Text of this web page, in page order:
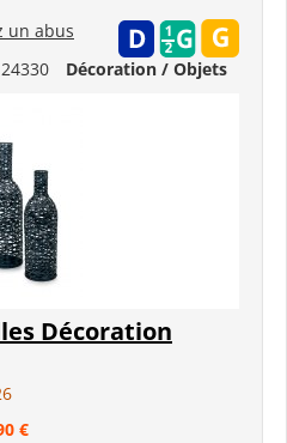
24330 Décoration / Objets
un abus
Décoration
€